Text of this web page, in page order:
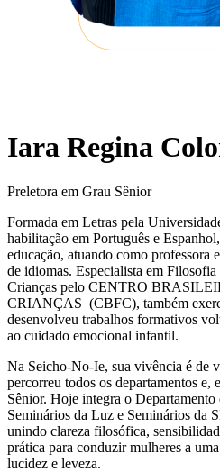
Iara Regina
Preletora em Grau Sênior
Formada em Letras pela
habilitação em Português e
educação, atuando como professora
de idiomas. Especialista em
Crianças pelo CENTRO
CRIANÇAS (CBFC), também
desenvolveu trabalhos formativos
ao cuidado emocional infantil.
Na Seicho-No-Ie, sua vivência é de
percorreu todos os departamentos e,
Sênior. Hoje integra o Departamento
Seminários da Luz e Seminários
unindo clareza filosófica,
prática para conduzir mulheres a
lucidez e leveza.